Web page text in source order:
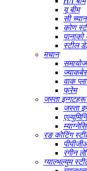
यू बीम
सी
कोण
पानाको
स्टील
मचान
वाक
फ्रेम
जस्ता
जस्ता
रङ कोटिंग
रंगीन
ग्याल्भल्युम